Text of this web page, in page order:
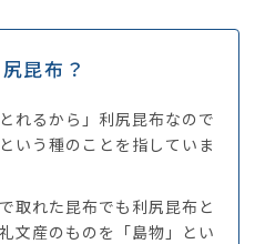
昆布？
れるから」利尻昆布なので
いう種のことを指していま
取れた昆布でも利尻昆布と
文産のものを「島物」とい